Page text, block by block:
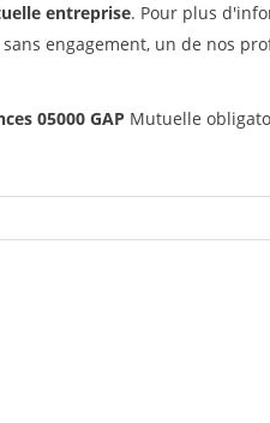
entreprise. Pour plus
engagement, un de nos
05000 GAP Mutuelle